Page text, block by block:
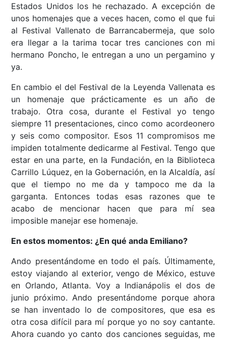
Estados Unidos los he rechazado. A excepción de
unos homenajes que a veces hacen, como el que fui
al Festival Vallenato de Barrancabermeja, que solo
era llegar a la tarima tocar tres canciones con mi
hermano Poncho, le entregan a uno un pergamino y
ya.
En cambio el del Festival de la Leyenda Vallenata es
un homenaje que prácticamente es un año de
trabajo. Otra cosa, durante el Festival yo tengo
siempre 11 presentaciones, cinco como acordeonero
y seis como compositor. Esos 11 compromisos me
impiden totalmente dedicarme al Festival. Tengo que
estar en una parte, en la Fundación, en la Biblioteca
Carrillo Lúquez, en la Gobernación, en la Alcaldía, así
que el tiempo no me da y tampoco me da la
garganta. Entonces todas esas razones que te
acabo de mencionar hacen que para mí sea
imposible manejar ese homenaje.
En estos momentos: ¿En qué anda Emiliano?
Ando presentándome en todo el país. Últimamente,
estoy viajando al exterior, vengo de México, estuve
en Orlando, Atlanta. Voy a Indianápolis el dos de
junio próximo. Ando presentándome porque ahora
se han inventado lo de compositores, que esa es
otra cosa difícil para mí porque yo no soy cantante.
Ahora cuando yo canto dos canciones seguidas, me